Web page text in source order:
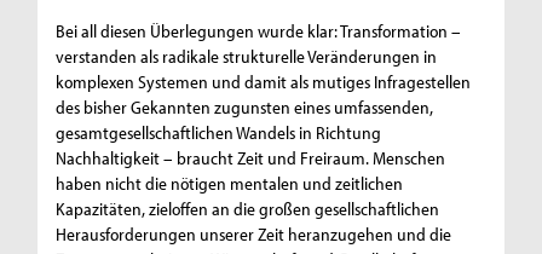
Bei all diesen Überlegungen wurde klar: Transformation –
verstanden als radikale strukturelle Veränderungen in
komplexen Systemen und damit als mutiges Infragestellen
des bisher Gekannten zugunsten eines umfassenden,
gesamtgesellschaftlichen Wandels in Richtung
Nachhaltigkeit – braucht Zeit und Freiraum. Menschen
haben nicht die nötigen mentalen und zeitlichen
Kapazitäten, zieloffen an die großen gesellschaftlichen
Herausforderungen unserer Zeit heranzugehen und die